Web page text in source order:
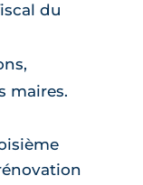
du
maires.